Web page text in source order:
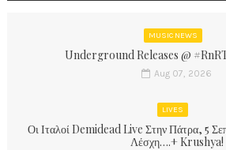
MUSIC NEWS
Underground Releases @
Aug 07, 2026
LIVES
Οι Ιταλοί Demidead Live Στην Πάτρα, 5
Λέσχη….+ Krushya!